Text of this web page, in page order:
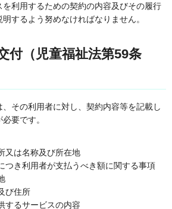
利用するための契約の内容及びその履行
するよう努めなければなりません。
付（児童福祉法第59条
その利用者に対し、契約内容等を記載し
必要です。
又は名称及び所在地
つき利用者が支払うべき額に関する事項
び住所
するサービスの内容